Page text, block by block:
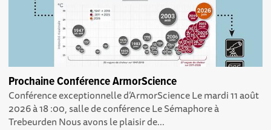
Prochaine Conférence ArmorScience
Conférence exceptionnelle d’ArmorScience Le mardi 11 août
2026 à 18 :00, salle de conférence Le Sémaphore à
Trebeurden Nous avons le plaisir de...